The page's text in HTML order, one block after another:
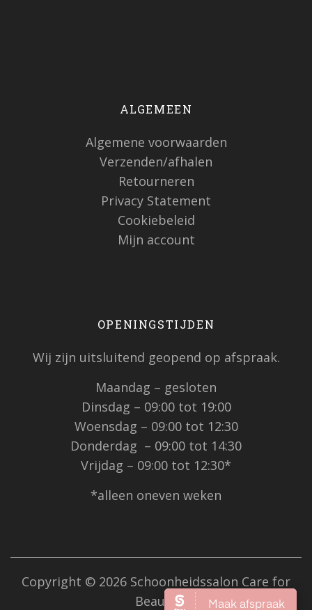
ALGEMEEN
Algemene voorwaarden
Verzenden/afhalen
Retourneren
Privacy Statement
Cookiebeleid
Mijn account
OPENINGSTIJDEN
Wij zijn uitsluitend geopend op afspraak.
Maandag – gesloten
Dinsdag – 09:00 tot 19:00
Woensdag – 09:00 tot 12:30
Donderdag – 09:00 tot 14:30
Vrijdag – 09:00 tot 12:30*
*alleen oneven weken
Copyright © 2026 Schoonheidssalon Care for
Beauty